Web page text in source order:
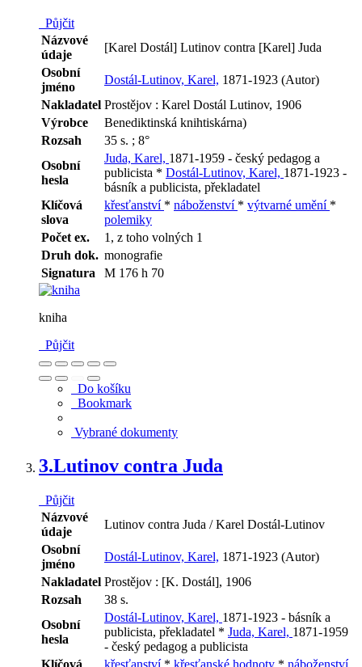
Půjčit
Názvové
údaje
[Karel Dostál] Lutinov contra [Karel] Juda
Osobní
jméno
Dostál-Lutinov, Karel, 1871-1923 (Autor)
Nakladatel Prostějov : Karel Dostál Lutinov, 1906
Výrobce
Benediktinská knihtiskárna)
Rozsah
35 s. ; 8°
Osobní
hesla
Juda, Karel, 1871-1959 - český pedagog a
publicista * Dostál-Lutinov, Karel, 1871-1923 -
básník a publicista, překladatel
Klíčová
slova
křesťanství * náboženství * výtvarné umění *
polemiky
Počet ex.
1, z toho volných 1
Druh dok. monografie
Signatura
M 176 h 70
kniha
Půjčit
Do košíku
Bookmark
Vybrané dokumenty
3.Lutinov contra Juda
Půjčit
Názvové
údaje
Lutinov contra Juda / Karel Dostál-Lutinov
Osobní
jméno
Dostál-Lutinov, Karel, 1871-1923 (Autor)
Nakladatel Prostějov : [K. Dostál], 1906
Rozsah
38 s.
Osobní
hesla
Dostál-Lutinov, Karel, 1871-1923 - básník a
publicista, překladatel * Juda, Karel, 1871-1959
- český pedagog a publicista